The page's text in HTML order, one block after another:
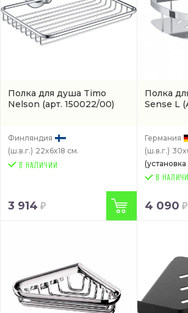
Полкa для душа Timo
Nelson (арт. 150022/00)
Финляндия
(ш.в.г.) 22x6x18 см.
3 914
Полка
Sense L
Германия
(ш.в.г.)
(установка
В
4 090